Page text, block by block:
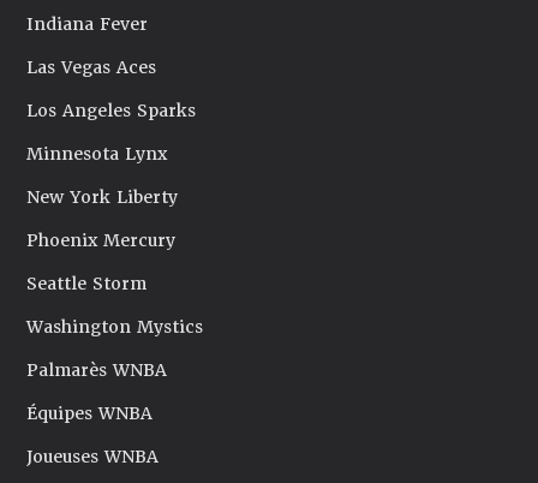
Indiana Fever
Las Vegas Aces
Los Angeles Sparks
Minnesota Lynx
New York Liberty
Phoenix Mercury
Seattle Storm
Washington Mystics
Palmarès WNBA
Équipes WNBA
Joueuses WNBA